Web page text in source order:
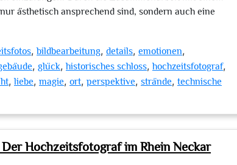
ästhetisch ansprechend sind, sondern auch eine
,bildbearbeitung, details, emotionen,
, glück,historisches schloss,hochzeitsfotograf,
,liebe, magie, ort, perspektive, strände, technische
der
Hochzeitsfotograf im Rhein Neckar